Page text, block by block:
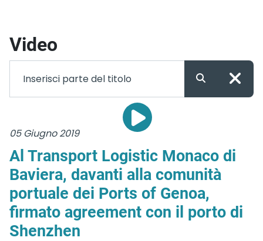
Video
05 Giugno 2019
Al Transport Logistic Monaco di
Baviera, davanti alla comunità
portuale dei Ports of Genoa,
firmato agreement con il porto di
Shenzhen